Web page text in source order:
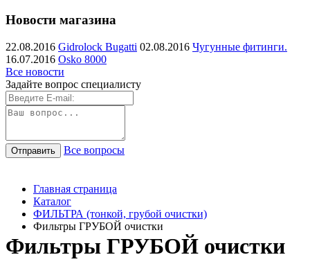
Новости магазина
22.08.2016 Gidrolock Bugatti 02.08.2016 Чугунные фитинги.
16.07.2016 Osko 8000
Все новости
Задайте вопрос специалисту
Все вопросы
Главная страница
Каталог
ФИЛЬТРА (тонкой, грубой очистки)
Фильтры ГРУБОЙ очистки
Фильтры ГРУБОЙ очистки